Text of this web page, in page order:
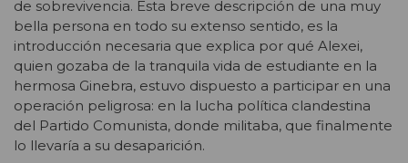
de sobrevivencia. Esta breve descripción de una muy
bella persona en todo su extenso sentido, es la
introducción necesaria que explica por qué Alexei,
quien gozaba de la tranquila vida de estudiante en la
hermosa Ginebra, estuvo dispuesto a participar en una
operación peligrosa: en la lucha política clandestina
del Partido Comunista, donde militaba, que finalmente
lo llevaría a su desaparición.